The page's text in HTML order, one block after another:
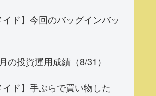
イド】今回のバッグインバッ
の投資運用成績（8/31）
イド】手ぶらで買い物した